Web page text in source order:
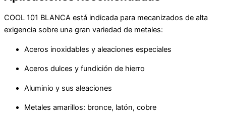
COOL 101 BLANCA está indicada para mecanizados de alta
exigencia sobre una gran variedad de metales:
Aceros inoxidables y aleaciones especiales
Aceros dulces y fundición de hierro
Aluminio y sus aleaciones
Metales amarillos: bronce, latón, cobre